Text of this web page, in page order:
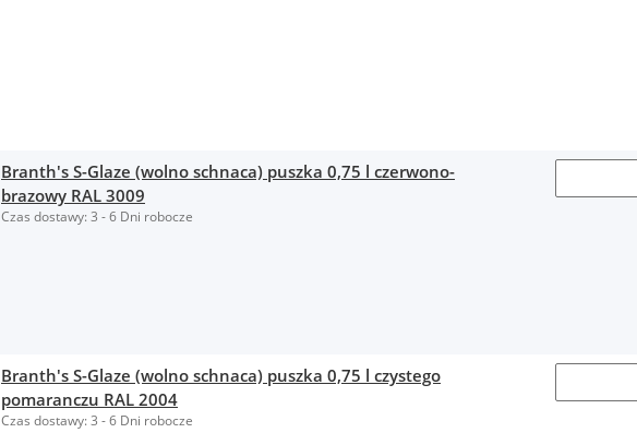
Branth's S-Glaze (wolno schnaca) puszka 0,75 l czerwono-
brazowy RAL 3009
Czas dostawy:3 - 6 Dni robocze
Branth's S-Glaze (wolno schnaca) puszka 0,75 l czystego
pomaranczu RAL 2004
Czas dostawy:3 - 6 Dni robocze